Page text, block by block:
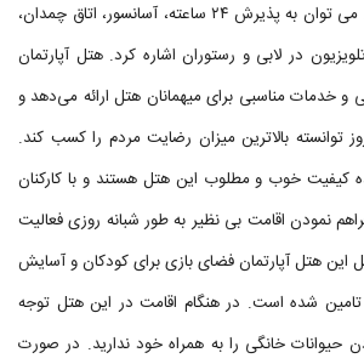
در لابی این هتل آپارتمان می توان به پذیرش ۲۴ ساعته، آسانسور، اتاق چمدان،
در لابی و رستوران اشاره کرد. هتل آپارتمان
و خدمات مناسبی برای میهمانان هتل ارائه می‌دهد و
توانسته بالاترین میزان رضایت مردم را کسب کند.
کیفیت خوب و مطلوب این هتل هستند و با کارکنان
نمودن اقامت بی نظیر به طور شبانه روزی فعالیت
هتل آپارتمان فضای بازی برای کودکان و آسایش
تامین شده است. در هنگام اقامت در این هتل توجه
حیوانات خانگی را به همراه خود ندارید. در صورت